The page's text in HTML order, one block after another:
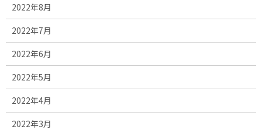
2022年8月
2022年7月
2022年6月
2022年5月
2022年4月
2022年3月